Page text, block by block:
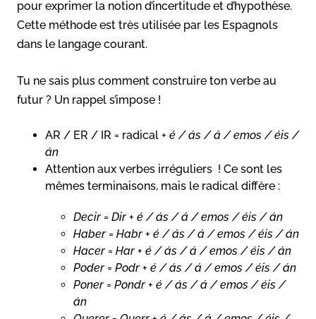
pour exprimer la notion d’incertitude et d’hypothèse.
Cette méthode est très utilisée par les Espagnols
dans le langage courant.
Tu ne sais plus comment construire ton verbe au
futur ? Un rappel s’impose !
AR / ER / IR = radical + é / ás / á / emos / éis /
án
Attention aux verbes irréguliers ! Ce sont les
mêmes terminaisons, mais le radical diffère :
Decir = Dir + é / ás / á / emos / éis / án
Haber = Habr + é / ás / á / emos / éis / án
Hacer = Har + é / ás / á / emos / éis / án
Poder = Podr + é / ás / á / emos / éis / án
Poner = Pondr + é / ás / á / emos / éis /
án